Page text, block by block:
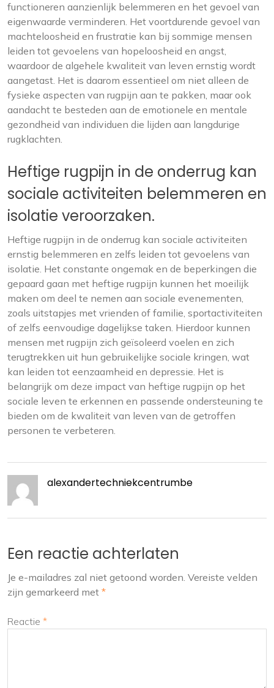
functioneren aanzienlijk belemmeren en het gevoel van
eigenwaarde verminderen. Het voortdurende gevoel van
machteloosheid en frustratie kan bij sommige mensen
leiden tot gevoelens van hopeloosheid en angst,
waardoor de algehele kwaliteit van leven ernstig wordt
aangetast. Het is daarom essentieel om niet alleen de
fysieke aspecten van rugpijn aan te pakken, maar ook
aandacht te besteden aan de emotionele en mentale
gezondheid van individuen die lijden aan langdurige
rugklachten.
Heftige rugpijn in de onderrug kan
sociale activiteiten belemmeren en
isolatie veroorzaken.
Heftige rugpijn in de onderrug kan sociale activiteiten
ernstig belemmeren en zelfs leiden tot gevoelens van
isolatie. Het constante ongemak en de beperkingen die
gepaard gaan met heftige rugpijn kunnen het moeilijk
maken om deel te nemen aan sociale evenementen,
zoals uitstapjes met vrienden of familie, sportactiviteiten
of zelfs eenvoudige dagelijkse taken. Hierdoor kunnen
mensen met rugpijn zich geïsoleerd voelen en zich
terugtrekken uit hun gebruikelijke sociale kringen, wat
kan leiden tot eenzaamheid en depressie. Het is
belangrijk om deze impact van heftige rugpijn op het
sociale leven te erkennen en passende ondersteuning te
bieden om de kwaliteit van leven van de getroffen
personen te verbeteren.
alexandertechniekcentrumbe
Een reactie achterlaten
Je e-mailadres zal niet getoond worden. Vereiste velden
zijn gemarkeerd met *
Reactie *